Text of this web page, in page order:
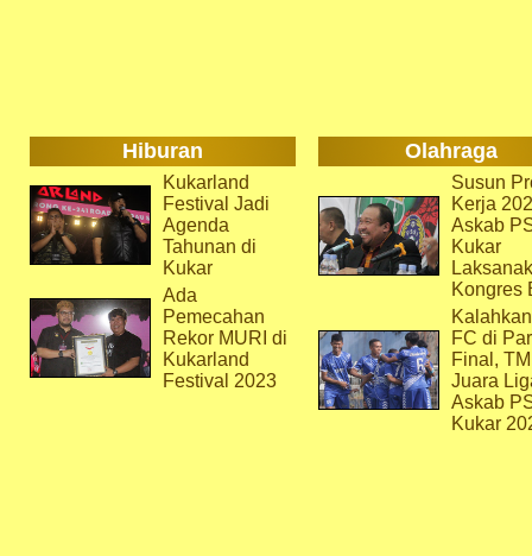
Hiburan Olahraga
Kukarland
Festival Jadi
Agenda
Tahunan di
Kukar
Ada
Pemecahan
Rekor MURI di
Kukarland
Festival 2023
Susun
Kerja
Askab
Kukar
Kongres
FC di
Final,
Juara
Askab
Kukar